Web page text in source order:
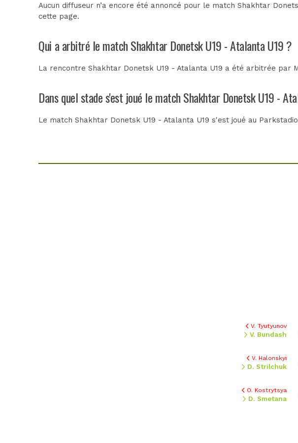
Aucun diffuseur n’a encore été annoncé pour le match Shakhtar
cette page.
Qui a arbitré le match Shakhtar Donetsk U19 - Atalanta U19 ?
La rencontre Shakhtar Donetsk U19 - Atalanta U19 a été arbitrée par
Dans quel stade s'est joué le match Shakhtar Donetsk U19 -
Le match Shakhtar Donetsk U19 - Atalanta U19 s'est joué au
V. Tyutyunov
V. Bundash
V. Halonskyi
D. Strilchuk
O. Kostrytsya
D. Smetana